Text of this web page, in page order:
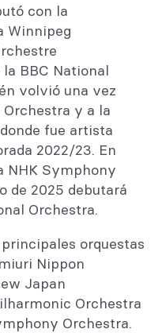
con la
Winnipeg
BBC National
volvió una vez
y a la
fue artista
2022/23. En
NHK Symphony
de 2025 debutará
Orchestra.
orquestas
Nippon
Japan
Orchestra
Orchestra.